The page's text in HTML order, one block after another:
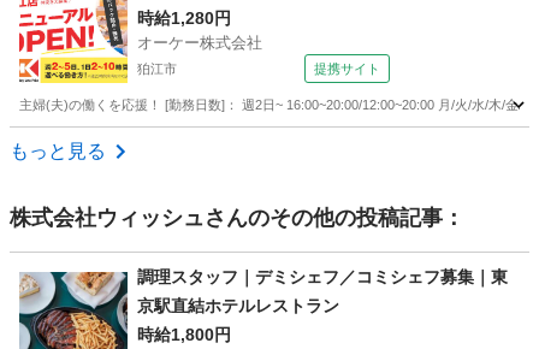
時給1,280円
オーケー株式会社
狛江市 提携サイト
主婦(夫)の働くを応援！ [勤務日数]： 週2日~ 16:00~20:00/12:00~20:00 月/火/水/木/金
東京 狛江市
もっと見る
株式会社ウィッシュさんのその他の投稿記事：
調理スタッフ｜デミシェフ／コミシェフ募集｜東
京駅直結ホテルレストラン
時給1,800円